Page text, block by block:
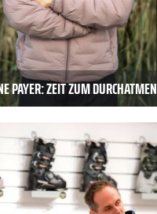
PAYER: ZEIT ZUM DURCHATMEN